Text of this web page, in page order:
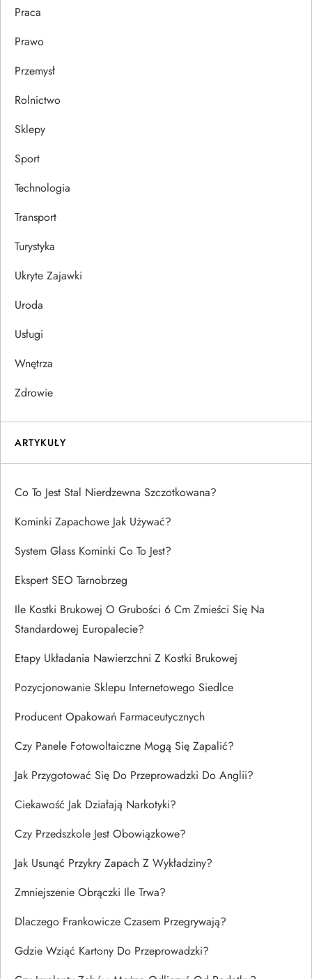
Praca
Prawo
Przemysł
Rolnictwo
Sklepy
Sport
Technologia
Transport
Turystyka
Ukryte Zajawki
Uroda
Usługi
Wnętrza
Zdrowie
ARTYKUŁY
Co To Jest Stal Nierdzewna Szczotkowana?
Kominki Zapachowe Jak Używać?
System Glass Kominki Co To Jest?
Ekspert SEO Tarnobrzeg
Ile Kostki Brukowej O Grubości 6 Cm Zmieści Się Na
Standardowej Europalecie?
Etapy Układania Nawierzchni Z Kostki Brukowej
Pozycjonowanie Sklepu Internetowego Siedlce
Producent Opakowań Farmaceutycznych
Czy Panele Fotowoltaiczne Mogą Się Zapalić?
Jak Przygotować Się Do Przeprowadzki Do Anglii?
Ciekawość Jak Działają Narkotyki?
Czy Przedszkole Jest Obowiązkowe?
Jak Usunąć Przykry Zapach Z Wykładziny?
Zmniejszenie Obrączki Ile Trwa?
Dlaczego Frankowicze Czasem Przegrywają?
Gdzie Wziąć Kartony Do Przeprowadzki?